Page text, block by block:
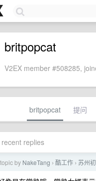
britpopcat
V2EX member #508285,
britpopcat 提问
replies
by NakeTang › 酷工作 › 苏州